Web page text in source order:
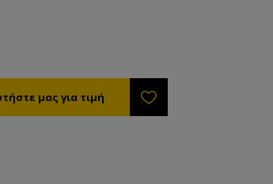
είναι μόνο 240 κιλά. Χάρη
αυτόματο σύστημα